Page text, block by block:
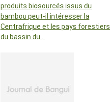
produits biosourcés issus du
bambou peut-il intéresser la
Centrafrique et les pays forestiers
du bassin du…